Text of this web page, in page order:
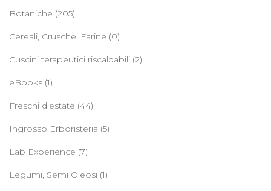
Botaniche (205)
Cereali, Crusche, Farine (0)
Cuscini terapeutici riscaldabili (2)
eBooks (1)
Freschi d'estate (44)
Ingrosso Erboristeria (5)
Lab Experience (7)
Legumi, Semi Oleosi (1)